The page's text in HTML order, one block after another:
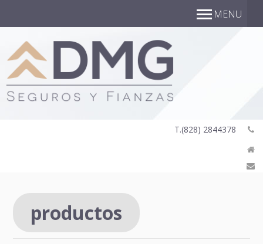
MENU
T.(828) 2844378
productos